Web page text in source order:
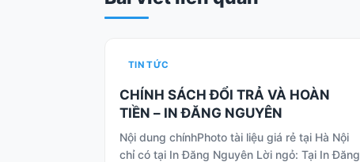
TIN TỨC
CHÍNH SÁCH ĐỔI TRẢ VÀ HOÀN
TIỀN – IN ĐĂNG NGUYÊN
Nội dung chínhPhoto tài liệu giá rẻ tại Hà Nội
chỉ có tại In Đăng Nguyên Lời ngỏ: Tại In Đăng